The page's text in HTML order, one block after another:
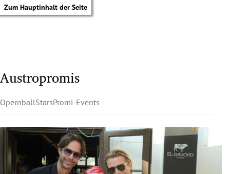
Zum Hauptinhalt der Seite
Austropromis
OpernballStarsPromi-Events